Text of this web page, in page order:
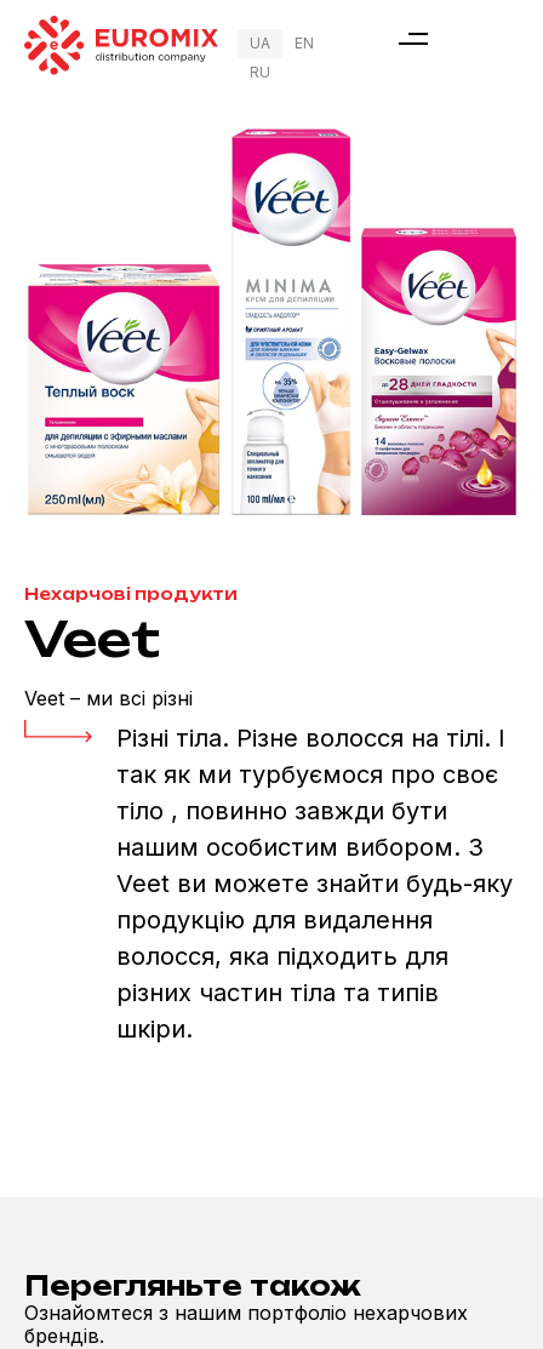
UA
EN
RU
Нехарчові продукти
Veet
Veet – ми всі різні
Різні тіла. Різне волосся на тілі. І
так як ми турбуємося про своє
тіло , повинно завжди бути
нашим особистим вибором. З
Veet ви можете знайти будь-яку
продукцію для видалення
волосся, яка підходить для
різних частин тіла та типів
шкіри.
Перегляньте також
Ознайомтеся з нашим портфоліо нехарчових
брендів.